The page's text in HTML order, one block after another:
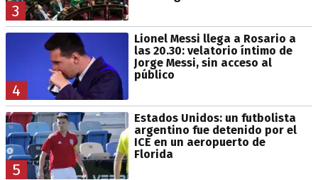
3
4
Lionel Messi llega a Rosario a
las 20.30: velatorio íntimo de
Jorge Messi, sin acceso al
público
5
Estados Unidos: un futbolista
argentino fue detenido por el
ICE en un aeropuerto de
Florida